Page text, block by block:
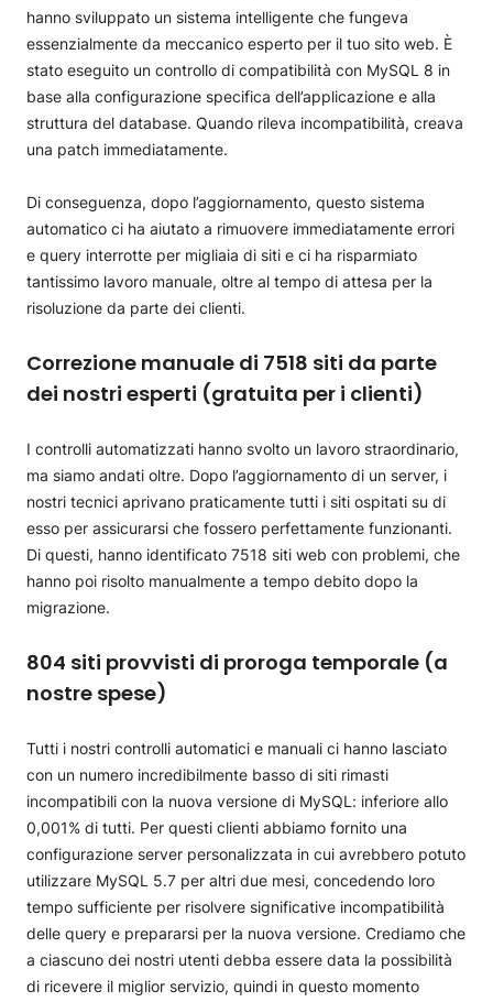
hanno sviluppato un sistema intelligente che fungeva
essenzialmente da meccanico esperto per il tuo sito web. È
stato eseguito un controllo di compatibilità con MySQL 8 in
base alla configurazione specifica dell’applicazione e alla
struttura del database. Quando rileva incompatibilità, creava
una patch immediatamente.
Di conseguenza, dopo l’aggiornamento, questo sistema
automatico ci ha aiutato a rimuovere immediatamente errori
e query interrotte per migliaia di siti e ci ha risparmiato
tantissimo lavoro manuale, oltre al tempo di attesa per la
risoluzione da parte dei clienti.
Correzione manuale di 7518 siti da parte
dei nostri esperti (gratuita per i clienti)
I controlli automatizzati hanno svolto un lavoro straordinario,
ma siamo andati oltre. Dopo l’aggiornamento di un server, i
nostri tecnici aprivano praticamente tutti i siti ospitati su di
esso per assicurarsi che fossero perfettamente funzionanti.
Di questi, hanno identificato 7518 siti web con problemi, che
hanno poi risolto manualmente a tempo debito dopo la
migrazione.
804 siti provvisti di proroga temporale (a
nostre spese)
Tutti i nostri controlli automatici e manuali ci hanno lasciato
con un numero incredibilmente basso di siti rimasti
incompatibili con la nuova versione di MySQL: inferiore allo
0,001% di tutti. Per questi clienti abbiamo fornito una
configurazione server personalizzata in cui avrebbero potuto
utilizzare MySQL 5.7 per altri due mesi, concedendo loro
tempo sufficiente per risolvere significative incompatibilità
delle query e prepararsi per la nuova versione. Crediamo che
a ciascuno dei nostri utenti debba essere data la possibilità
di ricevere il miglior servizio, quindi in questo momento